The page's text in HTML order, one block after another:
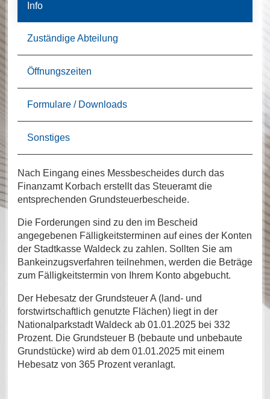
Info
Zuständige Abteilung
Öffnungszeiten
Formulare / Downloads
Sonstiges
Nach Eingang eines Messbescheides durch das
Finanzamt Korbach erstellt das Steueramt die
entsprechenden Grundsteuerbescheide.
Die Forderungen sind zu den im Bescheid
angegebenen Fälligkeitsterminen auf eines der Konten
der Stadtkasse Waldeck zu zahlen. Sollten Sie am
Bankeinzugsverfahren teilnehmen, werden die Beträge
zum Fälligkeitstermin von Ihrem Konto abgebucht.
Der Hebesatz der Grundsteuer A (land- und
forstwirtschaftlich genutzte Flächen) liegt in der
Nationalparkstadt Waldeck ab 01.01.2025 bei 332
Prozent. Die Grundsteuer B (bebaute und unbebaute
Grundstücke) wird ab dem 01.01.2025 mit einem
Hebesatz von 365 Prozent veranlagt.